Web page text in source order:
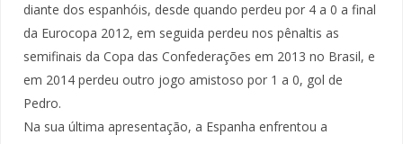
diante dos espanhóis, desde quando perdeu por 4 a 0 a final
da Eurocopa 2012, em seguida perdeu nos pênaltis as
semifinais da Copa das Confederações em 2013 no Brasil, e
em 2014 perdeu outro jogo amistoso por 1 a 0, gol de
Pedro.
Na sua última apresentação, a Espanha enfrentou a